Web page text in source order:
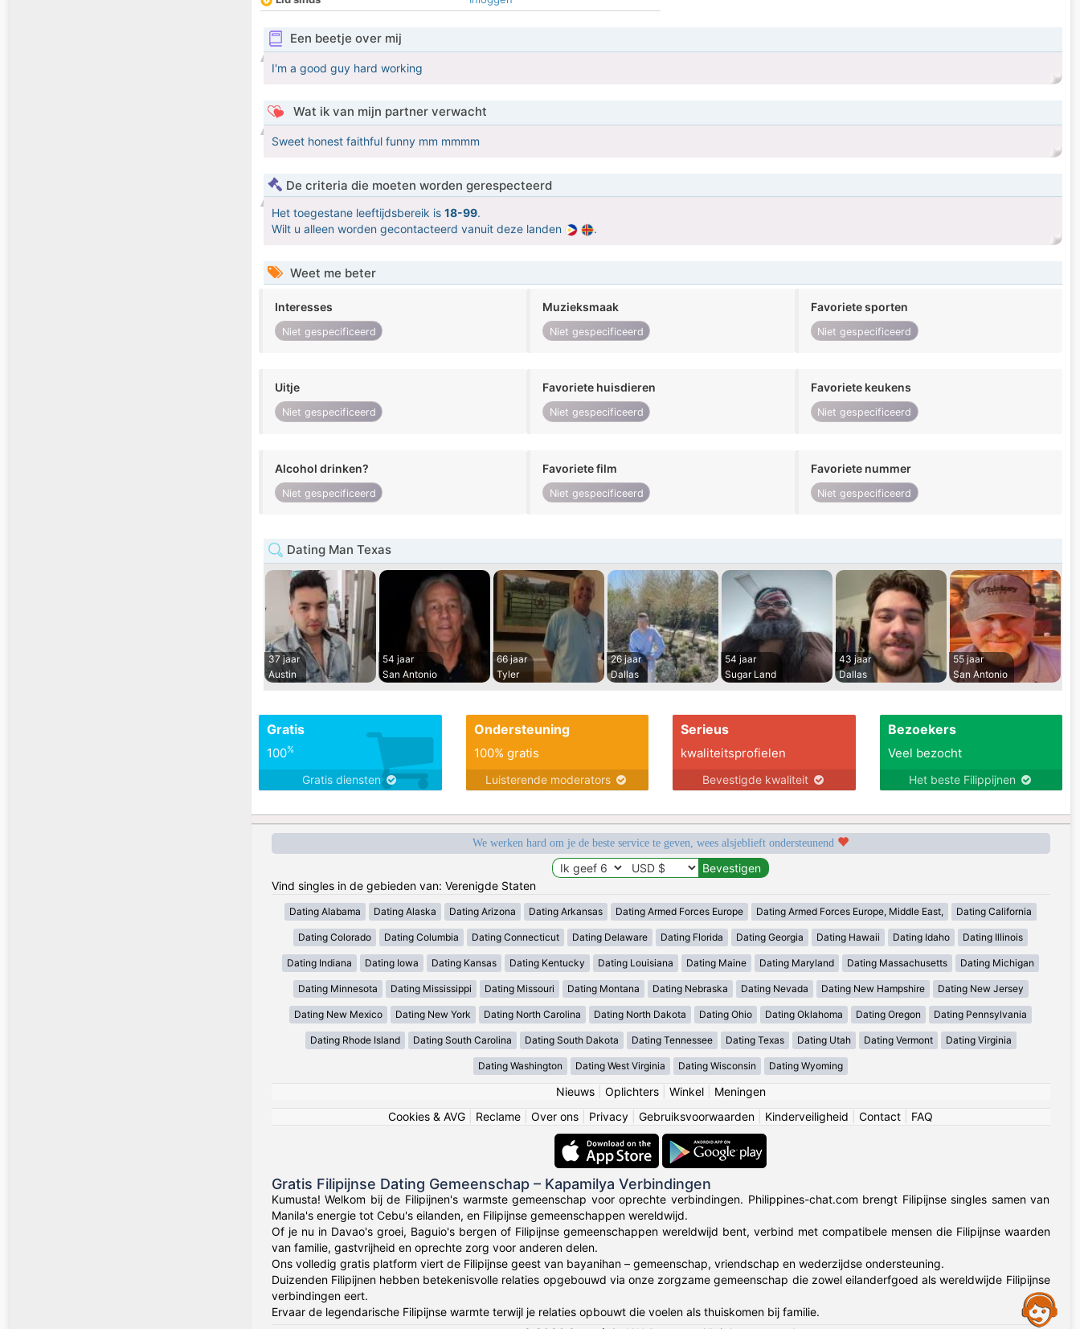
Een beetje over mij
I'm a good guy hard working
Wat ik van mijn partner verwacht
Sweet honest faithful funny mm mmmm
De criteria die moeten worden gerespecteerd
Het toegestane leeftijdsbereik is 18-99.
Wilt u alleen worden gecontacteerd vanuit deze landen
.
Weet me beter
Interesses
Niet gespecificeerd
Muzieksmaak
Niet gespecificeerd
Favoriete sporten
Niet gespecificeerd
Uitje
Niet gespecificeerd
Favoriete huisdieren
Niet gespecificeerd
Favoriete keukens
Niet gespecificeerd
Alcohol drinken?
Niet gespecificeerd
Favoriete film
Niet gespecificeerd
Favoriete nummer
Niet gespecificeerd
Dating Man Texas
37 jaar
Austin
54 jaar
San Antonio
66 jaar
Tyler
26 jaar
Dallas
54 jaar
Sugar Land
43 jaar
Dallas
55 jaar
San Antonio
Gratis
100%
Gratis diensten
Ondersteuning
100% gratis
Luisterende moderators
Serieus
kwaliteitsprofielen
Bevestigde kwaliteit
Bezoekers
Veel bezocht
Het beste Filippijnen
We werken hard om je de beste service te geven, wees alsjeblieft ondersteunend
Vind singles in de gebieden van: Verenigde Staten
Dating Alabama Dating Alaska Dating Arizona Dating Arkansas Dating Armed Forces Europe Dating Armed Forces Europe, Middle East, Dating California
Dating Colorado Dating Columbia Dating Connecticut Dating Delaware Dating Florida Dating Georgia Dating Hawaii Dating Idaho Dating Illinois
Dating Indiana Dating Iowa Dating Kansas Dating Kentucky Dating Louisiana Dating Maine Dating Maryland Dating Massachusetts Dating Michigan
Dating Minnesota Dating Mississippi Dating Missouri Dating Montana Dating Nebraska Dating Nevada Dating New Hampshire Dating New Jersey
Dating New Mexico Dating New York Dating North Carolina Dating North Dakota Dating Ohio Dating Oklahoma Dating Oregon Dating Pennsylvania
Dating Rhode Island Dating South Carolina Dating South Dakota Dating Tennessee Dating Texas Dating Utah Dating Vermont Dating Virginia
Dating Washington Dating West Virginia Dating Wisconsin Dating Wyoming
Nieuws| Oplichters| Winkel| Meningen
Cookies & AVG
Reclame Over ons Privacy Gebruiksvoorwaarden Kinderveiligheid Contact FAQ
Gratis Filipijnse Dating Gemeenschap – Kapamilya Verbindingen
Kumusta! Welkom bij de Filipijnen's warmste gemeenschap voor oprechte verbindingen. Philippines-chat.com brengt Filipijnse singles samen van
Manila's energie tot Cebu's eilanden, en Filipijnse gemeenschappen wereldwijd.
Of je nu in Davao's groei, Baguio's bergen of Filipijnse gemeenschappen wereldwijd bent, verbind met compatibele mensen die Filipijnse waarden
van familie, gastvrijheid en oprechte zorg voor anderen delen.
Ons volledig gratis platform viert de Filipijnse geest van bayanihan – gemeenschap, vriendschap en wederzijdse ondersteuning.
Duizenden Filipijnen hebben betekenisvolle relaties opgebouwd via onze zorgzame gemeenschap die zowel eilanderfgoed als wereldwijde Filipijnse
verbindingen eert.
Ervaar de legendarische Filipijnse warmte terwijl je relaties opbouwt die voelen als thuiskomen bij familie.